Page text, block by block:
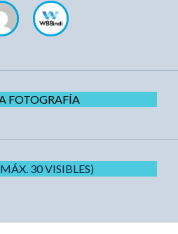
FOTOGRAFÍA
30 VISIBLES)